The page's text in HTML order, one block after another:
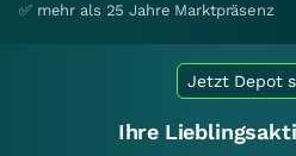
✅ mehr als 25 Jahre Marktpräsenz
Jetzt Depot
Ihre